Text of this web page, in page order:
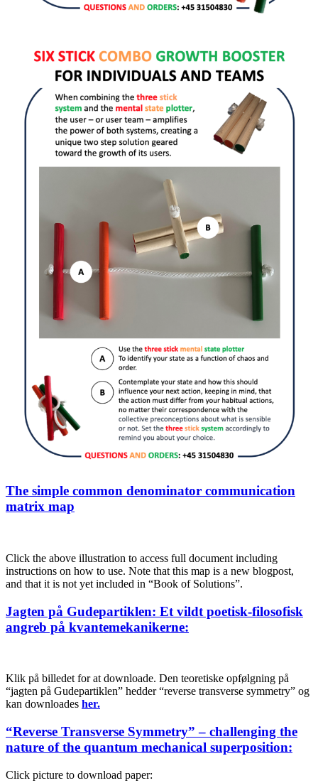
Posted
The simple common denominator communication
matrix map
Click the above illustration to access full document including
instructions on how to use. Note that this map is a new blogpost,
and that it is not yet included in “Book of Solutions”.
Posted
Jagten på Gudepartiklen: Et vildt poetisk-filosofisk
angreb på kvantemekanikerne:
Klik på billedet for at downloade. Den teoretiske opfølgning på
“jagten på Gudepartiklen” hedder “reverse transverse symmetry” og
kan downloades her.
Posted
“Reverse Transverse Symmetry” – challenging the
nature of the quantum mechanical superposition:
Click picture to download paper: